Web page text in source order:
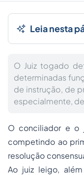
Leia nesta
O Juiz togado
determinadas
de instrução, de
especialmente,
O conciliador e o
competindo ao
resolução
Ao juiz leigo,